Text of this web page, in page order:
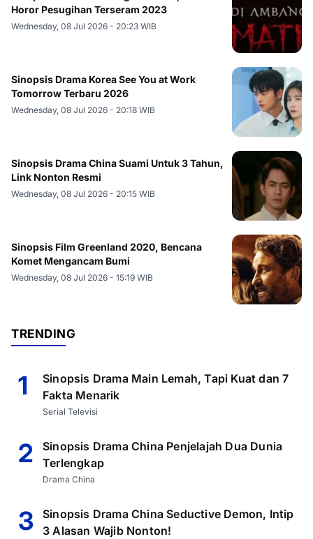
Horor Pesugihan Terseram 2023
Wednesday, 08 Jul 2026 - 20:23 WIB
Sinopsis Drama Korea See You at Work
Tomorrow Terbaru 2026
Wednesday, 08 Jul 2026 - 20:18 WIB
Sinopsis Drama China Suami Untuk 3 Tahun,
Link Nonton Resmi
Wednesday, 08 Jul 2026 - 20:15 WIB
Sinopsis Film Greenland 2020, Bencana
Komet Mengancam Bumi
Wednesday, 08 Jul 2026 - 15:19 WIB
TRENDING
1
Sinopsis Drama Main Lemah, Tapi Kuat dan 7
Fakta Menarik
Serial Televisi
2
Sinopsis Drama China Penjelajah Dua Dunia
Terlengkap
Drama China
3
Sinopsis Drama China Seductive Demon, Intip
3 Alasan Wajib Nonton!